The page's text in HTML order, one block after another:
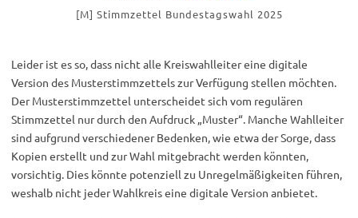
[M] Stimmzettel Bundestagswahl 2025
Leider ist es so, dass nicht alle Kreiswahlleiter eine digitale
Version des Musterstimmzettels zur Verfügung stellen möchten.
Der Musterstimmzettel unterscheidet sich vom regulären
Stimmzettel nur durch den Aufdruck „Muster“. Manche Wahlleiter
sind aufgrund verschiedener Bedenken, wie etwa der Sorge, dass
Kopien erstellt und zur Wahl mitgebracht werden könnten,
vorsichtig. Dies könnte potenziell zu Unregelmäßigkeiten führen,
weshalb nicht jeder Wahlkreis eine digitale Version anbietet.